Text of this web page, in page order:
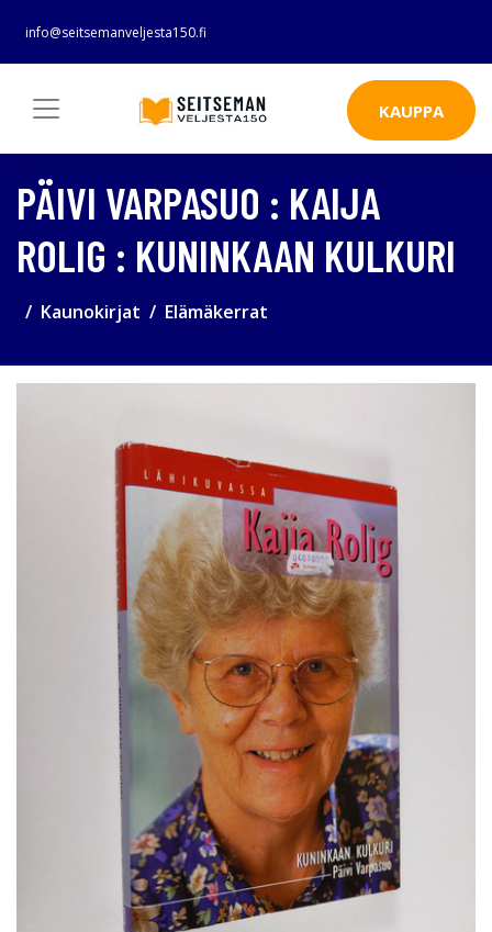
info@seitsemanveljesta150.fi
KAUPPA
PÄIVI VARPASUO : KAIJA
ROLIG : KUNINKAAN KULKURI
Kaunokirjat Elämäkerrat